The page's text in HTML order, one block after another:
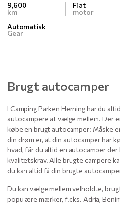
9,600
km
Automatisk
Gear
Fiat
motor
Brugt autocamper
I Camping Parken Herning har du
autocampere at vælge mellem. Der
købe en brugt autocamper: Måske
din drøm er, at din autocamper har
hvad, får du altid en autocamper
kvalitetskrav. Alle brugte campere
du kan altid få din brugte
Du kan vælge mellem velholdte,
populære mærker, f.eks. Adria,